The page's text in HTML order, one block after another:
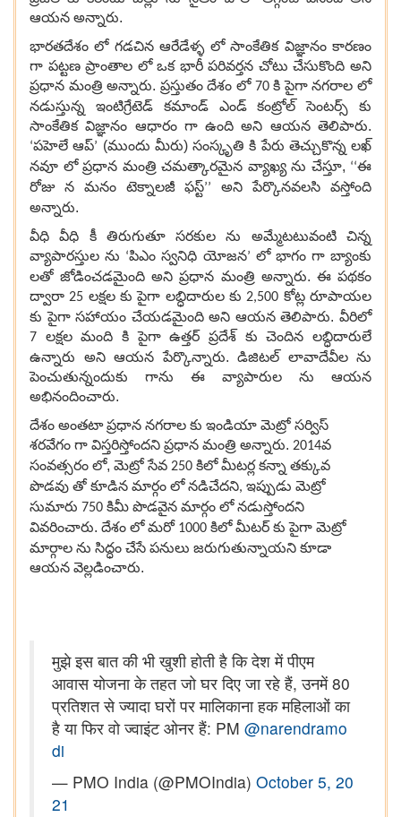
ఆయన అన్నారు.
భారతదేశం లో గడచిన ఆరేడేళ్ళ లో సాంకేతిక విజ్ఞానం కారణం
గా పట్టణ ప్రాంతాల లో ఒక భారీ పరివర్తన చోటు చేసుకొంది అని
ప్రధాన మంత్రి అన్నారు. ప్రస్తుతం దేశం లో 70కి పైగా నగరాల లో
నడుస్తున్న ఇంటిగ్రేటెడ్ కమాండ్ ఎండ్ కంట్రోల్ సెంటర్స్ కు
సాంకేతిక విజ్ఞానం ఆధారం గా ఉంది అని ఆయన తెలిపారు.
‘పహెలే ఆప్’ (ముందు మీరు) సంస్కృతి కి పేరు తెచ్చుకొన్న లఖ్
నవూ లో ప్రధాన మంత్రి చమత్కారమైన వ్యాఖ్య ను చేస్తూ, ‘‘ఈ
రోజు న మనం టెక్నాలజీ ఫస్ట్’’అని పేర్కొనవలసి వస్తోంది
అన్నారు.
వీధి వీధి కీ తిరుగుతూ సరకుల ను అమ్మేటటువంటి చిన్న
వ్యాపారస్తుల ను ‘పిఎం స్వనిధి యోజన’ లో భాగం గా బ్యాంకు
లతో జోడించడమైంది అని ప్రధాన మంత్రి అన్నారు. ఈ పథకం
ద్వారా25 లక్షల కు పైగా లబ్ధిదారుల కు2,500 కోట్ల రూపాయల
కు పైగా సహాయం చేయడమైంది అని ఆయన తెలిపారు. వీరిలో
7 లక్షల మంది కి పైగా ఉత్తర్ ప్రదేశ్ కు చెందిన లబ్ధిదారులే
ఉన్నారు అని ఆయన పేర్కొన్నారు. డిజిటల్ లావాదేవీల ను
పెంచుతున్నందుకు గాను ఈ వ్యాపారుల ను ఆయన
అభినందించారు.
దేశం అంతటా ప్రధాన నగరాల కు ఇండియా మెట్రో సర్విస్
శరవేగం గా విస్తరిస్తోందని ప్రధాన మంత్రి అన్నారు. 2014వ
సంవత్సరం లో, మెట్రో సేవ 250 కిలో మీటర్ల కన్నా తక్కువ
పొడవు తో కూడిన మార్గం లో నడిచేదని, ఇప్పుడు మెట్రో
సుమారు 750 కిమీ పొడవైన మార్గం లో నడుస్తోందని
వివరించారు. దేశం లో మరో 1000 కిలో మీటర్ కు పైగా మెట్రో
మార్గాల ను సిద్ధం చేసే పనులు జరుగుతున్నాయని కూడా
ఆయన వెల్లడించారు.
मुझे इस बात की भी खुशी होती है कि देश में पीएम
आवास योजना के तहत जो घर दिए जा रहे हैं, उनमें 80
प्रतिशत से ज्यादा घरों पर मालिकाना हक महिलाओं का
है या फिर वो ज्वाइंट ओनर हैं: PM @narendramo
di
— PMO India (@PMOIndia) October 5, 20
21